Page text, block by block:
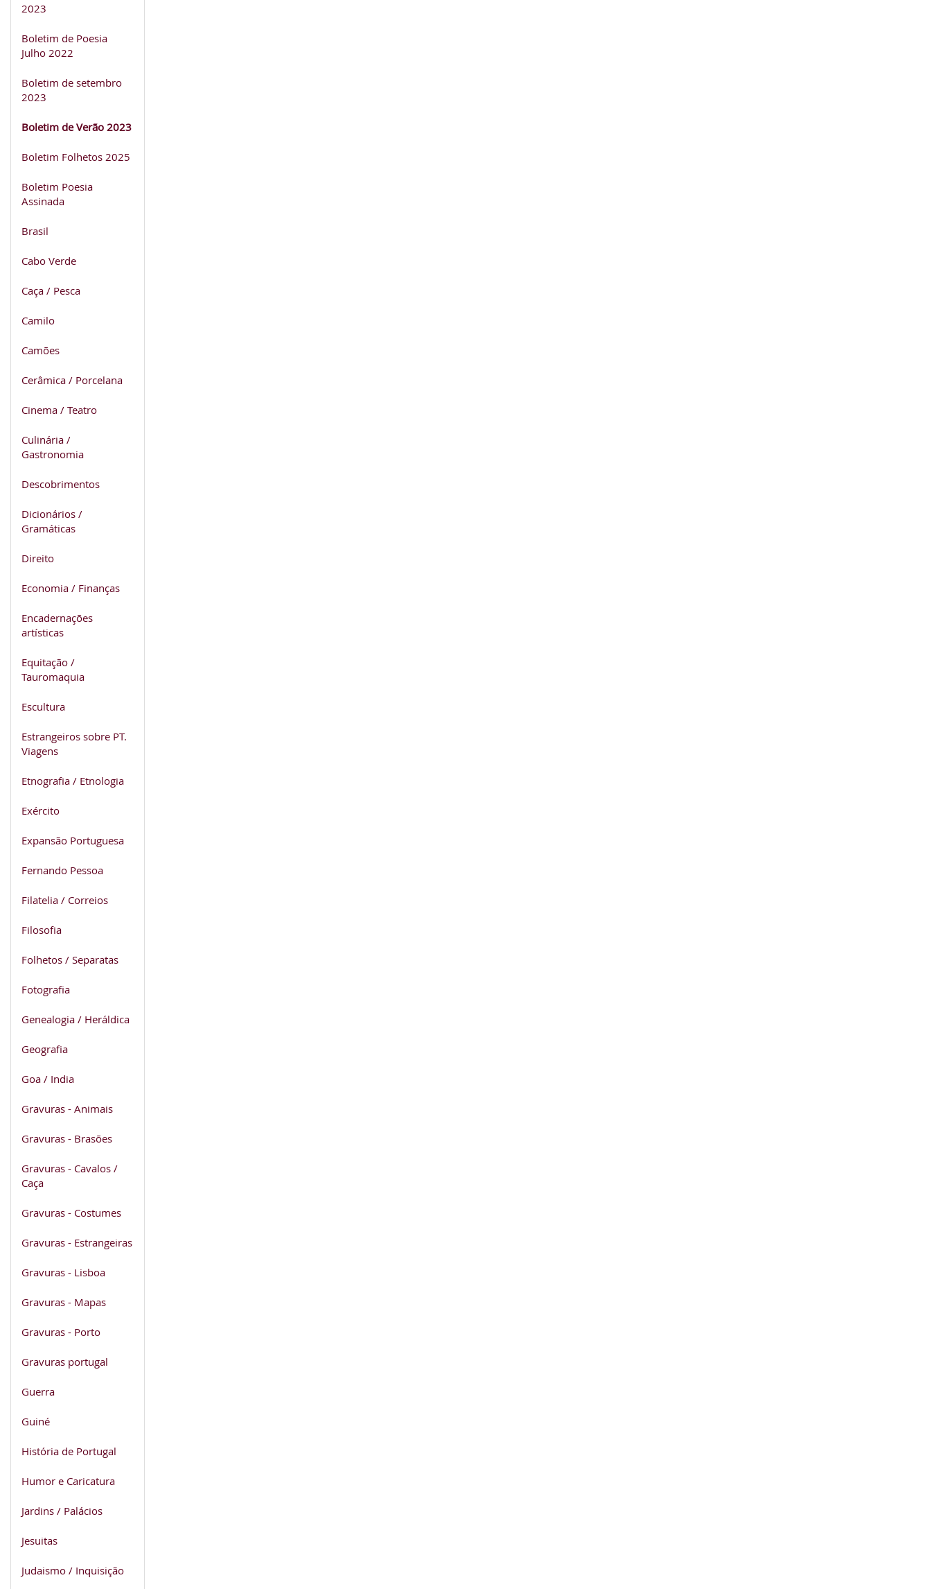
2023
Boletim de Poesia
Julho 2022
Boletim de setembro
2023
Boletim de Verão 2023
Boletim Folhetos 2025
Boletim Poesia
Assinada
Brasil
Cabo Verde
Caça / Pesca
Camilo
Camões
Cerâmica / Porcelana
Cinema / Teatro
Culinária /
Gastronomia
Descobrimentos
Dicionários /
Gramáticas
Direito
Economia / Finanças
Encadernações
artísticas
Equitação /
Tauromaquia
Escultura
Estrangeiros sobre PT.
Viagens
Etnografia / Etnologia
Exército
Expansão Portuguesa
Fernando Pessoa
Filatelia / Correios
Filosofia
Folhetos / Separatas
Fotografia
Genealogia / Heráldica
Geografia
Goa / India
Gravuras - Animais
Gravuras - Brasões
Gravuras - Cavalos /
Caça
Gravuras - Costumes
Gravuras - Estrangeiras
Gravuras - Lisboa
Gravuras - Mapas
Gravuras - Porto
Gravuras portugal
Guerra
Guiné
História de Portugal
Humor e Caricatura
Jardins / Palácios
Jesuitas
Judaismo / Inquisição